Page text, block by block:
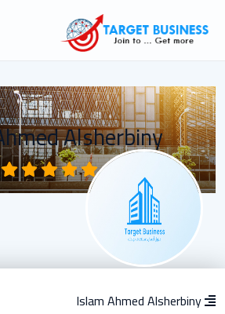
Alsherbiny
Islam Ahmed Alsherbiny